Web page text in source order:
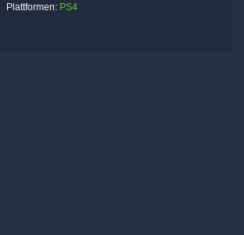
Plattformen: PS4